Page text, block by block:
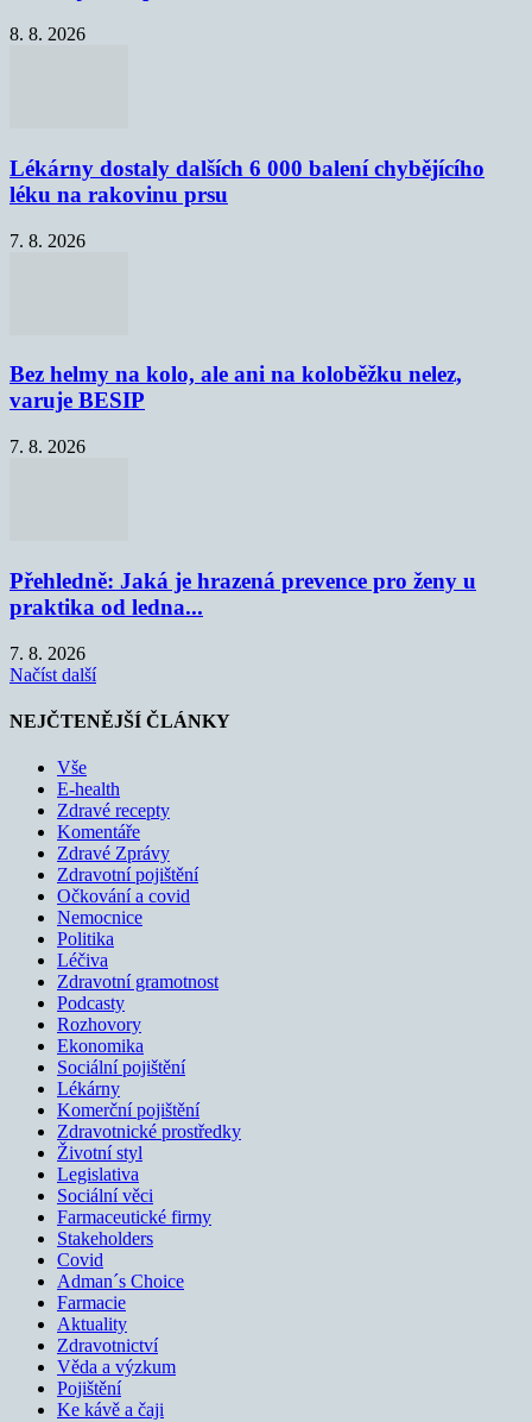
8. 8. 2026
Lékárny dostaly dalších 6 000 balení chybějícího
léku na rakovinu prsu
7. 8. 2026
Bez helmy na kolo, ale ani na koloběžku nelez,
varuje BESIP
7. 8. 2026
Přehledně: Jaká je hrazená prevence pro ženy u
praktika od ledna...
7. 8. 2026
Načíst další
NEJČTENĚJŠÍ ČLÁNKY
Vše
E-health
Zdravé recepty
Komentáře
Zdravé Zprávy
Zdravotní pojištění
Očkování a covid
Nemocnice
Politika
Léčiva
Zdravotní gramotnost
Podcasty
Rozhovory
Ekonomika
Sociální pojištění
Lékárny
Komerční pojištění
Zdravotnické prostředky
Životní styl
Legislativa
Sociální věci
Farmaceutické firmy
Stakeholders
Covid
Adman´s Choice
Farmacie
Aktuality
Zdravotnictví
Věda a výzkum
Pojištění
Ke kávě a čaji